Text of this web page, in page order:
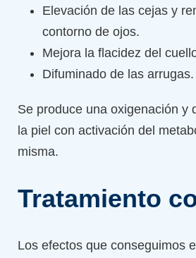
Elevación de las cejas y
contorno de ojos.
Mejora la flacidez del
Difuminado de las arrugas.
Se produce una oxigenación y
la piel con activación del
misma.
Tratamiento
Los efectos que conseguimos